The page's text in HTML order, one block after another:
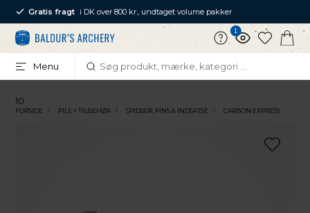
Gratis fragt i DK over 800 kr., undtaget volume pakker
1
Menu
10
FORSIDE PILE + TILBEHØR SPIDSER, PINS & INDSATSE CARBON EXPRESS